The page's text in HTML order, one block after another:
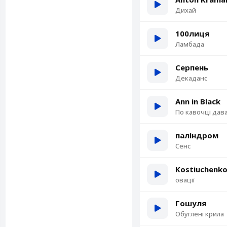
Дихай
100лиця
Ламбада
Серпень
Декаданс
Ann in Black
По кавочці
паліндром
Сенс
Kostiuchenko
овації
Гошуля
Обуглені крила